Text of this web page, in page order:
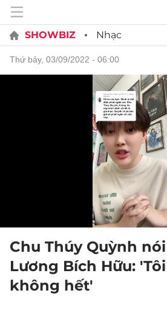
SHOWBIZ Nhạc
thứ bảy, 03/09/2022 - 06:00
Chu Thúy Quỳnh
Lương Bích Hữu:
không hết'